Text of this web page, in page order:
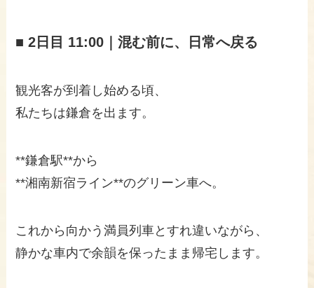
■ 2日目 11:00｜混む前に、日常へ戻る
観光客が到着し始める頃、
私たちは鎌倉を出ます。
**鎌倉駅**から
**湘南新宿ライン**のグリーン車へ。
これから向かう満員列車とすれ違いながら、
静かな車内で余韻を保ったまま帰宅します。